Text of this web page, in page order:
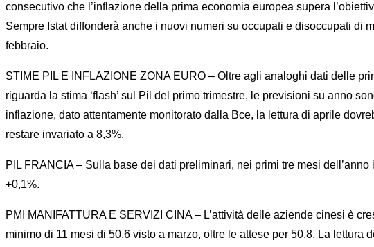
consecutivo che l’inflazione della prima economia europea supera
Sempre Istat diffonderà anche i nuovi numeri su occupati e disoccupati di
febbraio.
STIME PIL E INFLAZIONE ZONA EURO – Oltre agli analoghi dati delle
riguarda la stima ‘flash’ sul Pil del primo trimestre, le previsioni su anno
inflazione, dato attentamente monitorato dalla Bce, la lettura di aprile
restare invariato a 8,3%.
PIL FRANCIA – Sulla base dei dati preliminari, nei primi tre mesi
+0,1%.
PMI MANIFATTURA E SERVIZI CINA – L’attività delle aziende cinesi è
minimo di 11 mesi di 50,6 visto a marzo, oltre le attese per 50,8. La